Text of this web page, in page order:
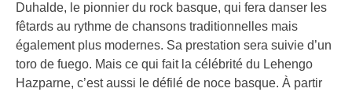
Duhalde, le pionnier du rock basque, qui fera danser les
fêtards au rythme de chansons traditionnelles mais
également plus modernes. Sa prestation sera suivie d’un
toro de fuego. Mais ce qui fait la célébrité du Lehengo
Hazparne, c’est aussi le défilé de noce basque. À partir